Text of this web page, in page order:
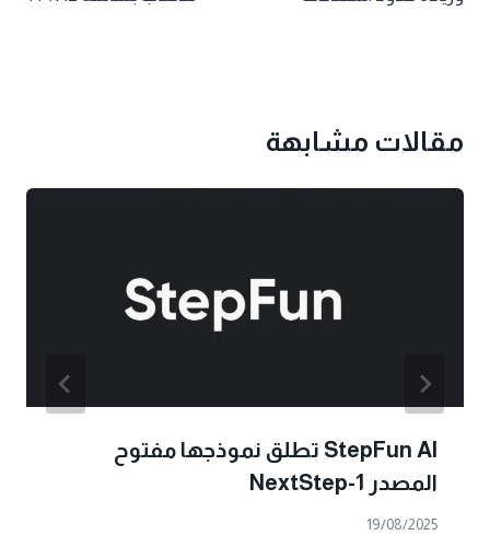
مقالات مشابهة
StepFun AI تطلق نموذجها مفتوح
المصدر NextStep-1
19/08/2025